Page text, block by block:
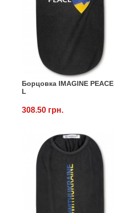
Борцовка IMAGINE PEACE
L
308.50 грн.